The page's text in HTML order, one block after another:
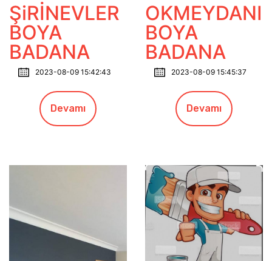
ŞiRİNEVLER
BOYA
BADANA
2023-08-09 15:42:43
Devamı
OKMEYDANI
BOYA
BADANA
2023-08-09 15:45:37
Devamı